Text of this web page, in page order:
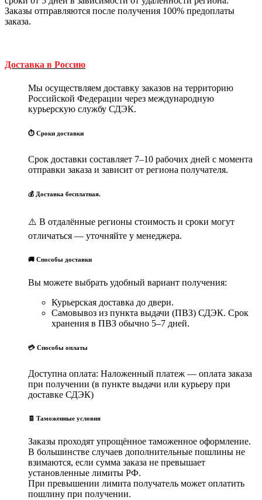
Заказы отправляются после получения 100% предоплаты
заказа.
Доставка в Россию
Мы осуществляем доставку заказов на территорию
Российской Федерации через международную
курьерскую службу СДЭК.
⏱ Сроки доставки
Срок доставки составляет 7–10 рабочих дней с момента
отправки заказа и зависит от региона получателя.
💰 Доставка бесплатная.
⚠️ В отдалённые регионы стоимость и сроки могут
отличаться — уточняйте у менеджера.
🚚 Способы доставки
Вы можете выбрать удобный вариант получения:
Курьерская доставка до двери.
Самовывоз из пункта выдачи (ПВЗ) СДЭК. Срок
хранения в ПВЗ обычно 5–7 дней.
💳 Способы оплаты
Доступна оплата: Наложенный платеж — оплата заказа
при получении (в пункте выдачи или курьеру при
доставке СДЭК)
🧾 Таможенные условия
Заказы проходят упрощённое таможенное оформление.
В большинстве случаев дополнительные пошлины не
взимаются, если сумма заказа не превышает
установленные лимиты РФ.
При превышении лимита получатель может оплатить
пошлину при получении.